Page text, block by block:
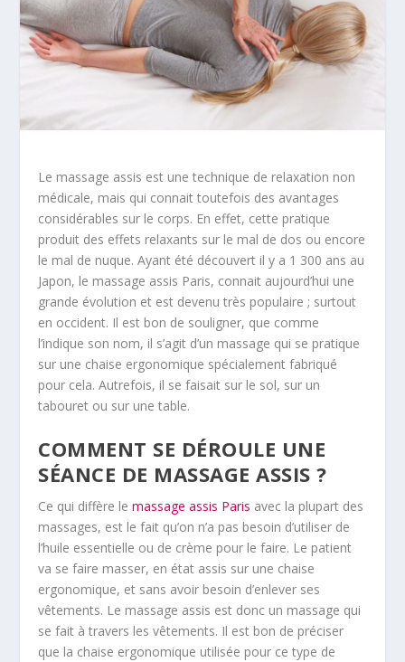
Le massage assis est une technique de relaxation non
médicale, mais qui connait toutefois des avantages
considérables sur le corps. En effet, cette pratique
produit des effets relaxants sur le mal de dos ou encore
le mal de nuque. Ayant été découvert il y a 1 300 ans au
Japon, le massage assis Paris, connait aujourd’hui une
grande évolution et est devenu très populaire ; surtout
en occident. Il est bon de souligner, que comme
l’indique son nom, il s’agit d’un massage qui se pratique
sur une chaise ergonomique spécialement fabriqué
pour cela. Autrefois, il se faisait sur le sol, sur un
tabouret ou sur une table.
COMMENT SE DÉROULE UNE
SÉANCE DE MASSAGE ASSIS ?
Ce qui diffère lemassage assis Paris avec la plupart des
massages, est le fait qu’on n’a pas besoin d’utiliser de
l’huile essentielle ou de crème pour le faire. Le patient
va se faire masser, en état assis sur une chaise
ergonomique, et sans avoir besoin d’enlever ses
vêtements. Le massage assis est donc un massage qui
se fait à travers les vêtements. Il est bon de préciser
que la chaise ergonomique utilisée pour ce type de